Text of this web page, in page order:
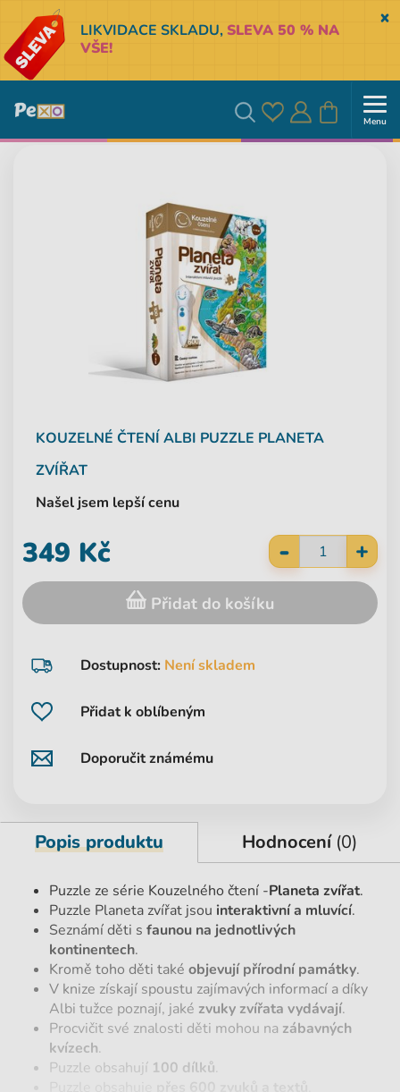
LIKVIDACE SKLADU,SLEVA 50 % NA
VŠE!
Vyhledávání
OblíbenéPřihlásit
Košík Menu
KOUZELNÉ ČTENÍ ALBI PUZZLE PLANETA
ZVÍŘAT
Našel jsem lepší cenu
Přidat k oblíbeným
Doporučit známému
Dostupnost: Není skladem
- +
349 Kč
Přidat do košíku
Popis produktu Hodnocení (0)
Puzzle ze série Kouzelného čtení -Planeta zvířat.
Puzzle Planeta zvířat jsou interaktivní a mluvící.
Seznámí děti s faunou na jednotlivých
kontinentech.
Kromě toho děti také objevují přírodní památky.
V knize získají spoustu zajímavých informací a díky
Albi tužce poznají, jaké zvuky zvířata vydávají.
Procvičit své znalosti děti mohou na zábavných
kvízech.
Puzzle obsahují 100 dílků.